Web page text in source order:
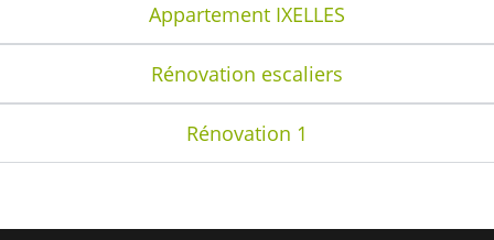
Appartement IXELLES
Rénovation escaliers
Rénovation 1